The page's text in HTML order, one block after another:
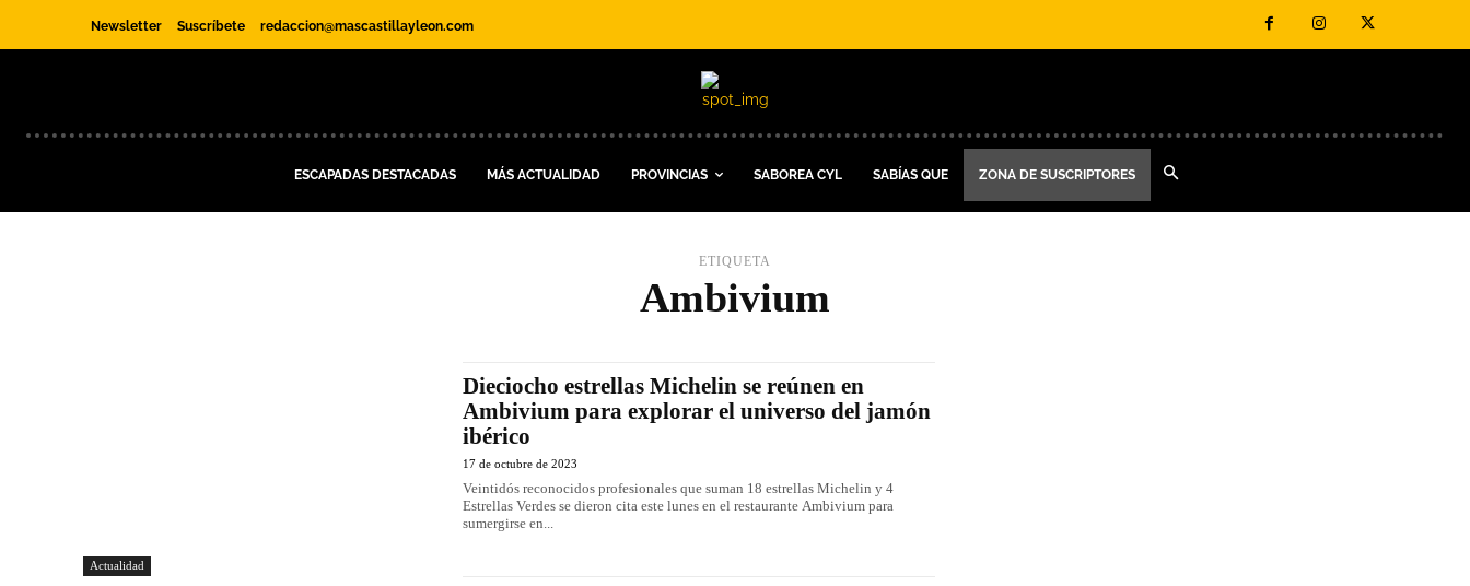
Newsletter Suscríbete redaccion@mascastillayleon.com
ESCAPADAS DESTACADAS MÁS ACTUALIDAD PROVINCIAS SABOREA CYL SABÍAS QUE ZONA DE SUSCRIPTORES
ETIQUETA
Ambivium
Actualidad
Dieciocho estrellas Michelin se reúnen en
Ambivium para explorar el universo del jamón
ibérico
17 de octubre de 2023
Veintidós reconocidos profesionales que suman 18 estrellas Michelin y 4
Estrellas Verdes se dieron cita este lunes en el restaurante Ambivium para
sumergirse en...